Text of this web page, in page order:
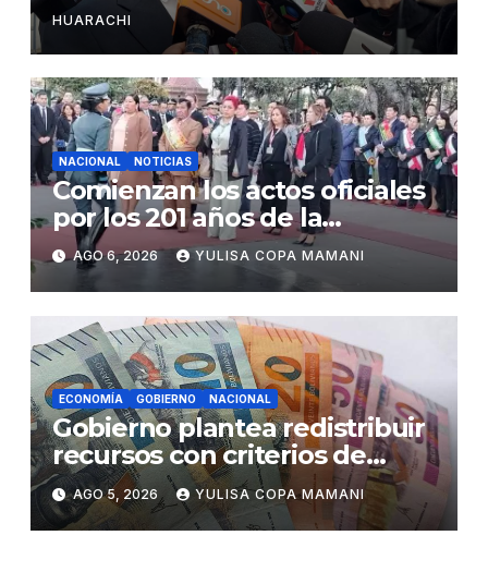
HUARACHI
NACIONAL NOTICIAS
Comienzan los actos oficiales
por los 201 años de la
independencia de Bolivia
AGO 6, 2026 YULISA COPA MAMANI
ECONOMÍA GOBIERNO NACIONAL
Gobierno plantea redistribuir
recursos con criterios de
eficiencia y esfuerzo fiscal
AGO 5, 2026 YULISA COPA MAMANI